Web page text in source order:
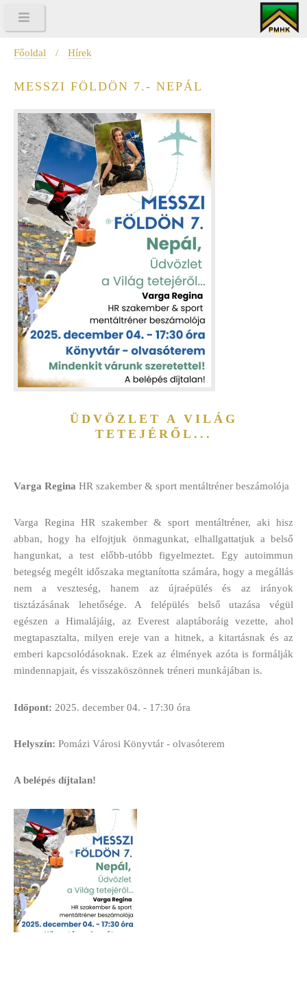
Főoldal / Hírek
MESSZI FÖLDÖN 7.- NEPÁL
ÜDVÖZLET A VILÁG
TETEJÉRŐL...
Varga Regina HR szakember & sport mentáltréner beszámolója
Varga Regina HR szakember & sport mentáltréner, aki hisz
abban, hogy ha elfojtjuk önmagunkat, elhallgattatjuk a belső
hangunkat, a test előbb-utóbb figyelmeztet. Egy autoimmun
betegség megélt időszaka megtanította számára, hogy a megállás
nem a veszteség, hanem az újraépülés és az irányok
tisztázásának lehetősége. A felépülés belső utazása végül
egészen a Himalájáig, az Everest alaptáboráig vezette, ahol
megtapasztalta, milyen ereje van a hitnek, a kitartásnak és az
emberi kapcsolódásoknak. Ezek az élmények azóta is formálják
mindennapjait, és visszaköszönnek tréneri munkájában is.
Időpont: 2025. december 04. - 17:30 óra
Helyszín: Pomázi Városi Könyvtár - olvasóterem
A belépés díjtalan!